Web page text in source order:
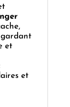
et
et